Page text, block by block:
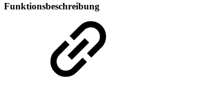
Funktionsbeschreibung